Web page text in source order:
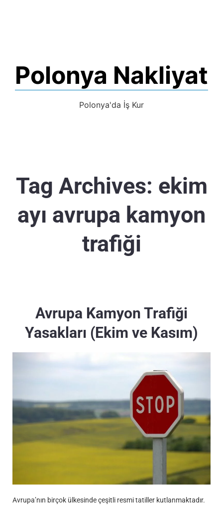
Polonya Nakliyat
Polonya'da İş Kur
Tag Archives: ekim
ayı avrupa kamyon
trafiği
Avrupa Kamyon Trafiği
Yasakları (Ekim ve Kasım)
Avrupa’nın birçok ülkesinde çeşitli resmi tatiller kutlanmaktadır.